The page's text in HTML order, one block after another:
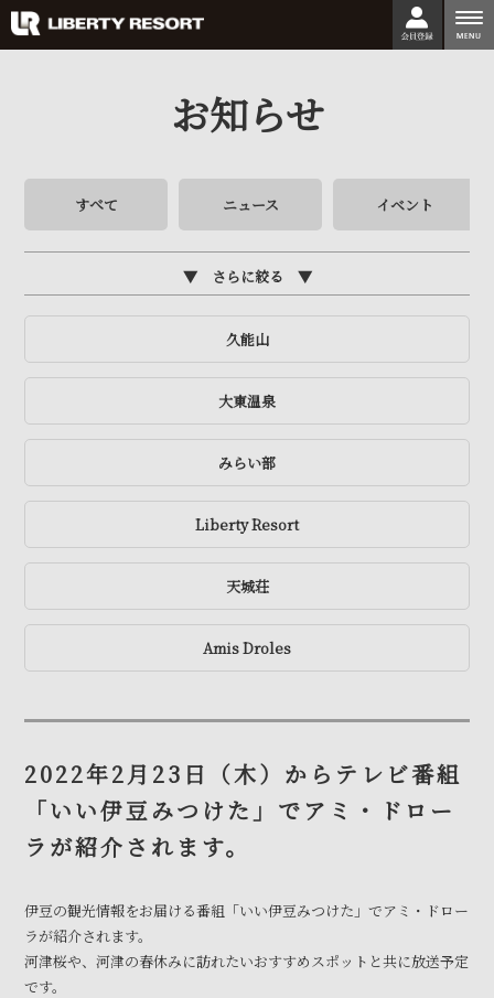
お知らせ
すべて ニュース イベント
さらに絞る
久能山
大東温泉
みらい部
Liberty Resort
天城荘
Amis Droles
2022年2月23日（木）からテレビ番組
「いい伊豆みつけた」でアミ・ドロー
ラが紹介されます。
伊豆の観光情報をお届ける番組「いい伊豆みつけた」でアミ・ドロー
ラが紹介されます。
河津桜や、河津の春休みに訪れたいおすすめスポットと共に放送予定
です。